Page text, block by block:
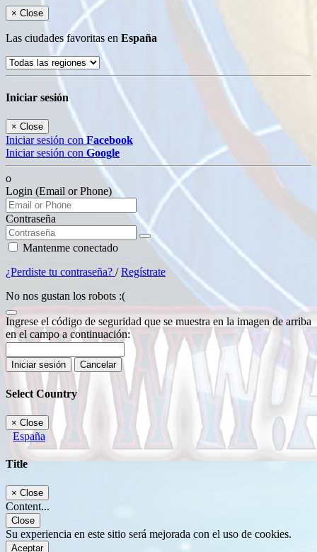
× Close
Las ciudades favoritas en España
Iniciar sesión
× Close
Iniciar sesión conFacebook
Iniciar sesión con Google
o
Login (Email or Phone)
Contraseña
Mantenme conectado
¿Perdiste tu contraseña? /Regístrate
No nos gustan los robots :(
Ingrese el código de seguridad que se muestra en la imagen de arriba
en el campo a continuación:
Iniciar sesión Cancelar
Select Country
× Close
España
Title
× Close
Content...
Close
Su experiencia en este sitio será mejorada con el uso de cookies.
Aceptar